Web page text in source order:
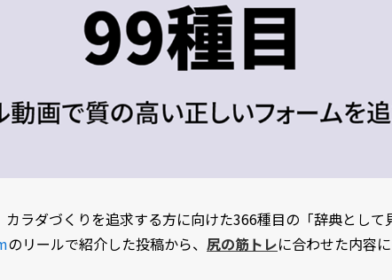
ラダづくりを追求する方に向けた366種目の「辞典とし
のリールで紹介した投稿から、 尻の筋トレに合わせた内容